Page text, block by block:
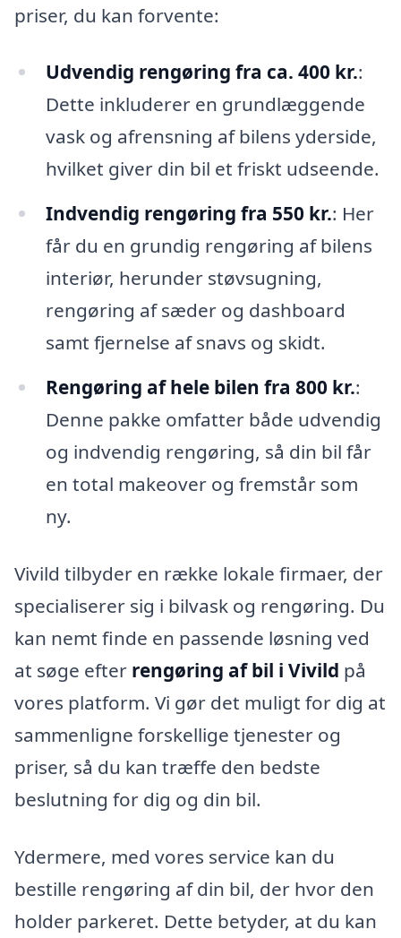
priser, du kan forvente:
Udvendig rengøring fra ca. 400 kr.:
Dette inkluderer en grundlæggende
vask og afrensning af bilens yderside,
hvilket giver din bil et friskt udseende.
Indvendig rengøring fra 550 kr.: Her
får du en grundig rengøring af bilens
interiør, herunder støvsugning,
rengøring af sæder og dashboard
samt fjernelse af snavs og skidt.
Rengøring af hele bilen fra 800 kr.:
Denne pakke omfatter både udvendig
og indvendig rengøring, så din bil får
en total makeover og fremstår som
ny.
Vivild tilbyder en række lokale firmaer, der
specialiserer sig i bilvask og rengøring. Du
kan nemt finde en passende løsning ved
at søge efter rengøring af bil i Vivild på
vores platform. Vi gør det muligt for dig at
sammenligne forskellige tjenester og
priser, så du kan træffe den bedste
beslutning for dig og din bil.
Ydermere, med vores service kan du
bestille rengøring af din bil, der hvor den
holder parkeret. Dette betyder, at du kan